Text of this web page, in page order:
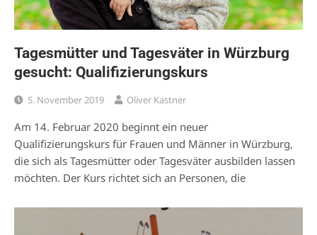
Tagesmütter und Tagesväter in Würzburg
gesucht: Qualifizierungskurs
5. November 2019 Oliver Kastner
Am 14. Februar 2020 beginnt ein neuer
Qualifizierungskurs für Frauen und Männer in Würzburg,
die sich als Tagesmütter oder Tagesväter ausbilden lassen
möchten. Der Kurs richtet sich an Personen, die